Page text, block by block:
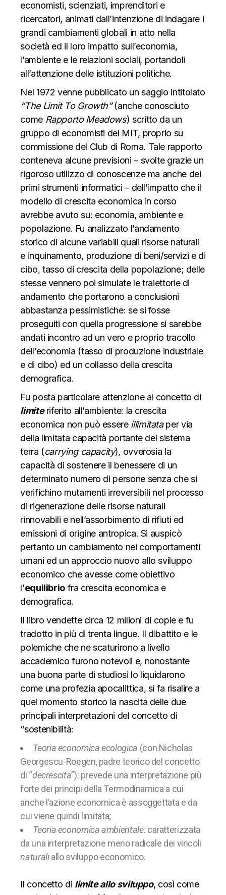
economisti, scienziati, imprenditori e
ricercatori, animati dall’intenzione di indagare i
grandi cambiamenti globali in atto nella
società ed il loro impatto sull’economia,
l’ambiente e le relazioni sociali, portandoli
all’attenzione delle istituzioni politiche.
Nel 1972 venne pubblicato un saggio intitolato
“The Limit To Growth”(anche conosciuto
come Rapporto Meadows) scritto da un
gruppo di economisti del MIT, proprio su
commissione del Club di Roma. Tale rapporto
conteneva alcune previsioni – svolte grazie un
rigoroso utilizzo di conoscenze ma anche dei
primi strumenti informatici – dell’impatto che il
modello di crescita economica in corso
avrebbe avuto su: economia, ambiente e
popolazione. Fu analizzato l’andamento
storico di alcune variabili quali risorse naturali
e inquinamento, produzione di beni/servizi e di
cibo, tasso di crescita della popolazione; delle
stesse vennero poi simulate le traiettorie di
andamento che portarono a conclusioni
abbastanza pessimistiche: se si fosse
proseguiti con quella progressione si sarebbe
andati incontro ad un vero e proprio tracollo
dell’economia (tasso di produzione industriale
e di cibo) ed un collasso della crescita
demografica.
Fu posta particolare attenzione al concetto di
limiteriferito all’ambiente: la crescita
economica non può essere illimitataper via
della limitata capacità portante del sistema
terra (carrying capacity), ovverosia la
capacità di sostenere il benessere di un
determinato numero di persone senza che si
verifichino mutamenti irreversibili nel processo
di rigenerazione delle risorse naturali
rinnovabili e nell’assorbimento di rifiuti ed
emissioni di origine antropica. Si auspicò
pertanto un cambiamento nei comportamenti
umani ed un approccio nuovo allo sviluppo
economico che avesse come obiettivo
l’equilibrio fra crescita economica e
demografica.
Il libro vendette circa 12 milioni di copie e fu
tradotto in più di trenta lingue. Il dibattito e le
polemiche che ne scaturirono a livello
accademico furono notevoli e, nonostante
una buona parte di studiosi lo liquidarono
come una profezia apocalittica, si fa risalire a
quel momento storico la nascita delle due
principali interpretazioni del concetto di
“sostenibilità:
Teoria economica ecologica (con Nicholas
Georgescu-Roegen, padre teorico del concetto
di “decrescita”): prevede una interpretazione più
forte dei principi della Termodinamica a cui
anche l’azione economica è assoggettata e da
cui viene quindi limitata;
Teoria economica ambientale:caratterizzata
da una interpretazione meno radicale dei vincoli
naturaliallo sviluppo economico.
Il concetto di limite allo sviluppo, così come